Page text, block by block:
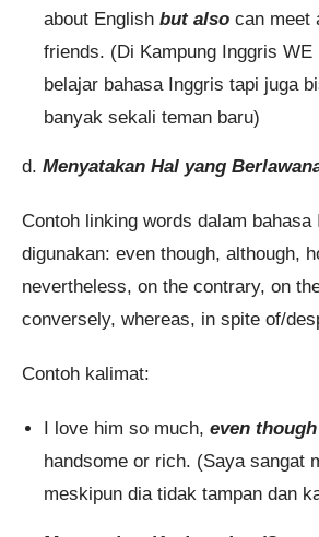
about English but also can meet
friends. (Di Kampung Inggris
belajar bahasa Inggris tapi juga
banyak sekali teman baru)
d. Menyatakan Hal yang
Contoh linking words dalam
digunakan: even though, although,
nevertheless, on the contrary, on
conversely, whereas, in spite of/
Contoh kalimat:
I love him so much, even though
handsome or rich. (Saya sangat
meskipun dia tidak tampan dan